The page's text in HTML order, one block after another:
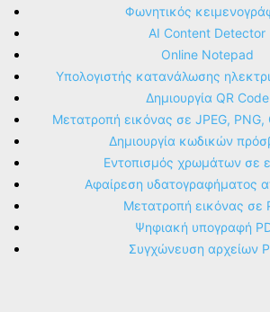
Φωνητικός
AI Content Detector
Online Notepad
Υπολογιστής κατανάλωσης
Δημιουργία QR Code
Μετατροπή εικόνας σε JPEG, PNG,
Δημιουργία κωδικών
Εντοπισμός χρωμάτων σε
Αφαίρεση υδατογραφήματος
Μετατροπή εικόνας σε
Ψηφιακή υπογραφή
Συγχώνευση αρχείων